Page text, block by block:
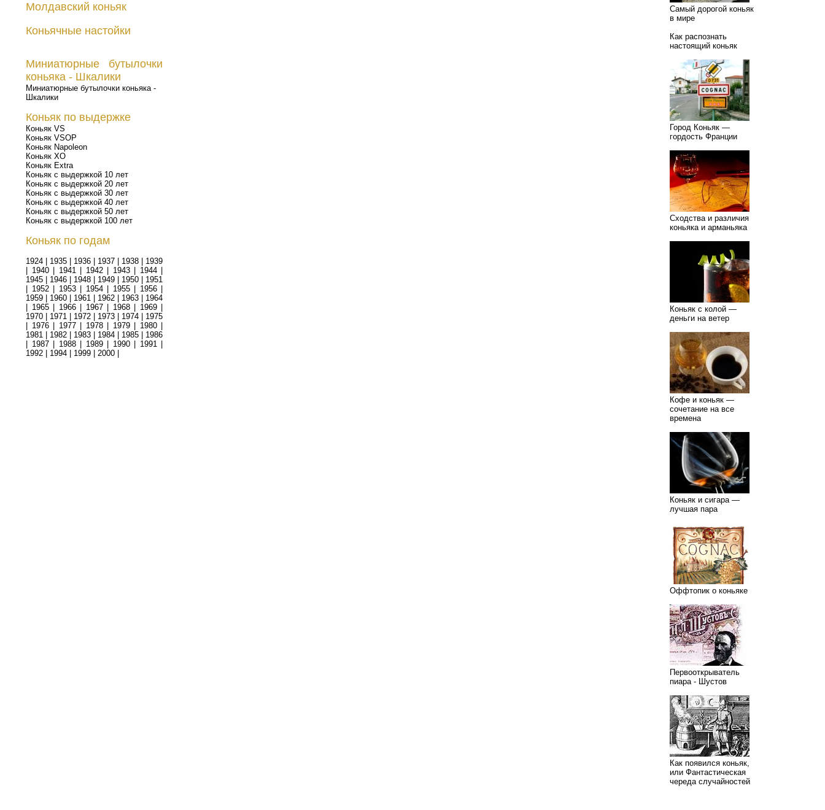
Молдавский коньяк
Коньячные настойки
Миниатюрные бутылочки
коньяка - Шкалики
Миниатюрные бутылочки коньяка -
Шкалики
Коньяк по выдержке
Коньяк VS
Коньяк VSOP
Коньяк Napoleon
Коньяк XO
Коньяк Extra
Коньяк с выдержкой 10 лет
Коньяк с выдержкой 20 лет
Коньяк с выдержкой 30 лет
Коньяк с выдержкой 40 лет
Коньяк с выдержкой 50 лет
Коньяк с выдержкой 100 лет
Коньяк по годам
1924 1935 1936 1937 1938
1939
1940| 1941| 1942| 1943| 1944|
1945
1946 1948 1949 1950
1951
1952| 1953| 1954| 1955| 1956|
1959
1960 1961 1962 1963
1964
1965| 1966| 1967| 1968| 1969|
1970
1971 1972 1973 1974
1975
1976| 1977| 1978| 1979| 1980|
1981
1982 1983 1984 1985
1986
1987| 1988| 1989| 1990| 1991|
1992
1994 1999 2000
Самый дорогой коньяк
в мире
Как распознать
настоящий коньяк
Город Коньяк —
гордость Франции
Сходства и различия
коньяка и арманьяка
Коньяк с колой —
деньги на ветер
Кофе и коньяк —
сочетание на все
времена
Коньяк и сигара —
лучшая пара
Оффтопик о коньяке
Первооткрыватель
пиара - Шустов
Как появился коньяк,
или Фантастическая
череда случайностей